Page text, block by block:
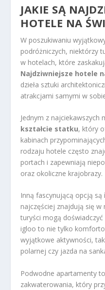
JAKIE SĄ
HOTELE NA
W poszukiwaniu
podróżniczych, niektórzy
w hotelach, które
Najdziwniejsze hotele
dzieła sztuki
atrakcjami samymi w
Jednym z najciekawszych
kształcie statku, który
kabinach
rodzaju hotele często
portach i zapewniają
oraz okoliczne krajobrazy.
Inną fascynującą opcją są
najczęściej znajdują się w
turyści mogą
igloo to nie tylko
wyjątkowe aktywności,
polarnej czy jazda na
Podwodne apartamenty
zakwaterowania, który